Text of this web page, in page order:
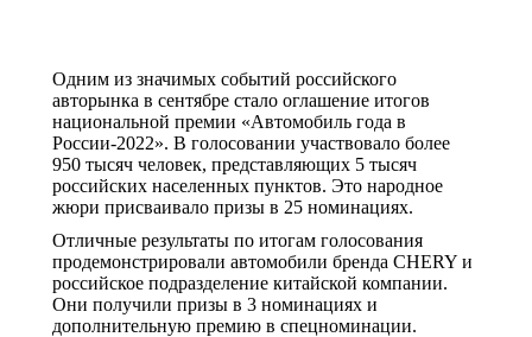
Одним из значимых событий российского
авторынка в сентябре стало оглашение итогов
национальной премии «Автомобиль года в
России-2022». В голосовании участвовало более
950 тысяч человек, представляющих 5 тысяч
российских населенных пунктов. Это народное
жюри присваивало призы в 25 номинациях.
Отличные результаты по итогам голосования
продемонстрировали автомобили бренда CHERY и
российское подразделение китайской компании.
Они получили призы в 3 номинациях и
дополнительную премию в спецноминации.